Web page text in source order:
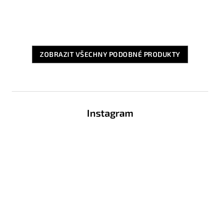
ZOBRAZIT VŠECHNY PODOBNÉ PRODUKTY
Instagram